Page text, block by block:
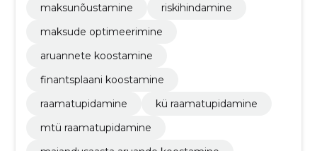
maksunõustamine
riskihindamine
maksude optimeerimine
aruannete koostamine
finantsplaani koostamine
raamatupidamine
kü raamatupidamine
mtü raamatupidamine